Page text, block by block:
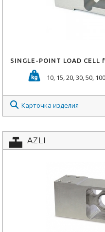
SINGLE-POINT LOAD
10, 15, 20, 30, 50, 100
Карточка изделия
AZLI